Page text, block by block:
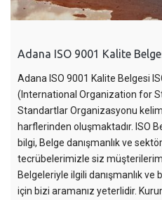
Adana ISO 9001 Kalite
Adana ISO 9001 Kalite Belgesi
(International Organization for
Standartlar Organizasyonu
harflerinden oluşmaktadır. ISO
bilgi, Belge danışmanlık ve
tecrübelerimizle siz
Belgeleriyle ilgili danışmanlık
için bizi aramanız yeterlidir.